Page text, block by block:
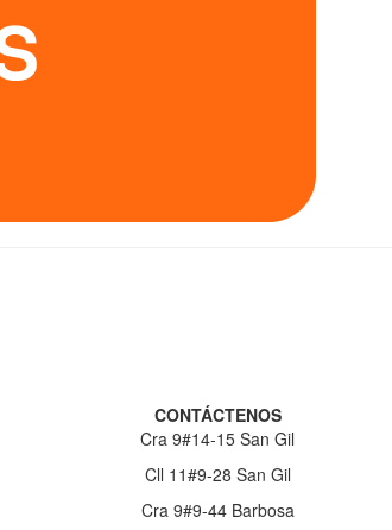
CONTÁCTENOS
Cra 9#14-15 San Gil
Cll 11#9-28 San Gil
Cra 9#9-44 Barbosa